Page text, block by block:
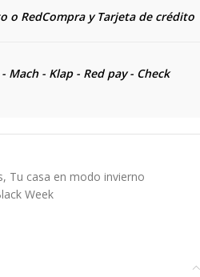
o RedCompra y Tarjeta de crédito
Mach - Klap - Red pay - Check
, Tu casa en modo invierno
Week